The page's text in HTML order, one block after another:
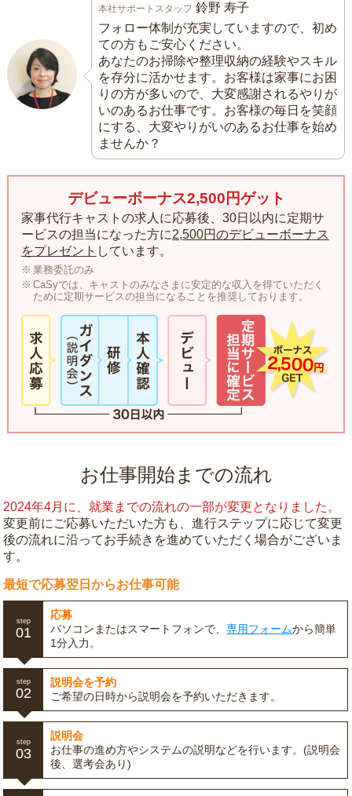
本社サポートスタッフ 鈴野 寿子
フォロー体制が充実していますので、初め
ての方もご安心ください。
あなたのお掃除や整理収納の経験やスキル
を存分に活かせます。お客様は家事にお困
りの方が多いので、大変感謝されるやりが
いのあるお仕事です。お客様の毎日を笑顔
にする、大変やりがいのあるお仕事を始め
ませんか？
デビューボーナス2,500円ゲット
家事代行キャストの求人に応募後、30日以内に定期サ
ービスの担当になった方に2,500円のデビューボーナス
をプレゼント しています。
業務委託のみ
CaSyでは、キャストのみなさまに安定的な収入を得ていただく
ために定期サービスの担当になることを推奨しております。
お仕事開始までの流れ
2024年4月に、就業までの流れの一部が変更となりました。
変更前にご応募いただいた方も、進行ステップに応じて変更
後の流れに沿ってお手続きを進めていただく場合がございま
す。
最短で応募翌日からお仕事可能
step
01
応募
パソコンまたはスマートフォンで、専用フォームから簡単
1分入力。
step
02
説明会を予約
ご希望の日時から説明会を予約いただきます。
step
03
説明会
お仕事の進め方やシステムの説明などを行います。(説明会
後、選考会あり)